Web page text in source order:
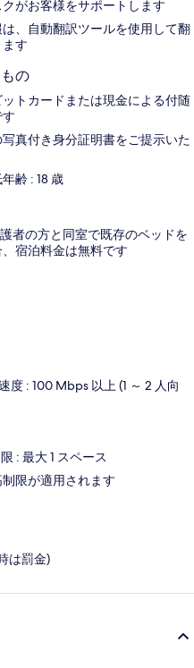
がお客様をサポートします
、自動翻訳ツールを使用して翻
す
の
トカードまたは現金による付随
真付き身分証明書をご提示いた
齢 : 18 歳
者の方と同室で既存のベッドを
宿泊料金は無料です
度 : 100 Mbps 以上 (1 ～ 2 人向
: 最大 1 スペース
限が適用されます
は罰金)